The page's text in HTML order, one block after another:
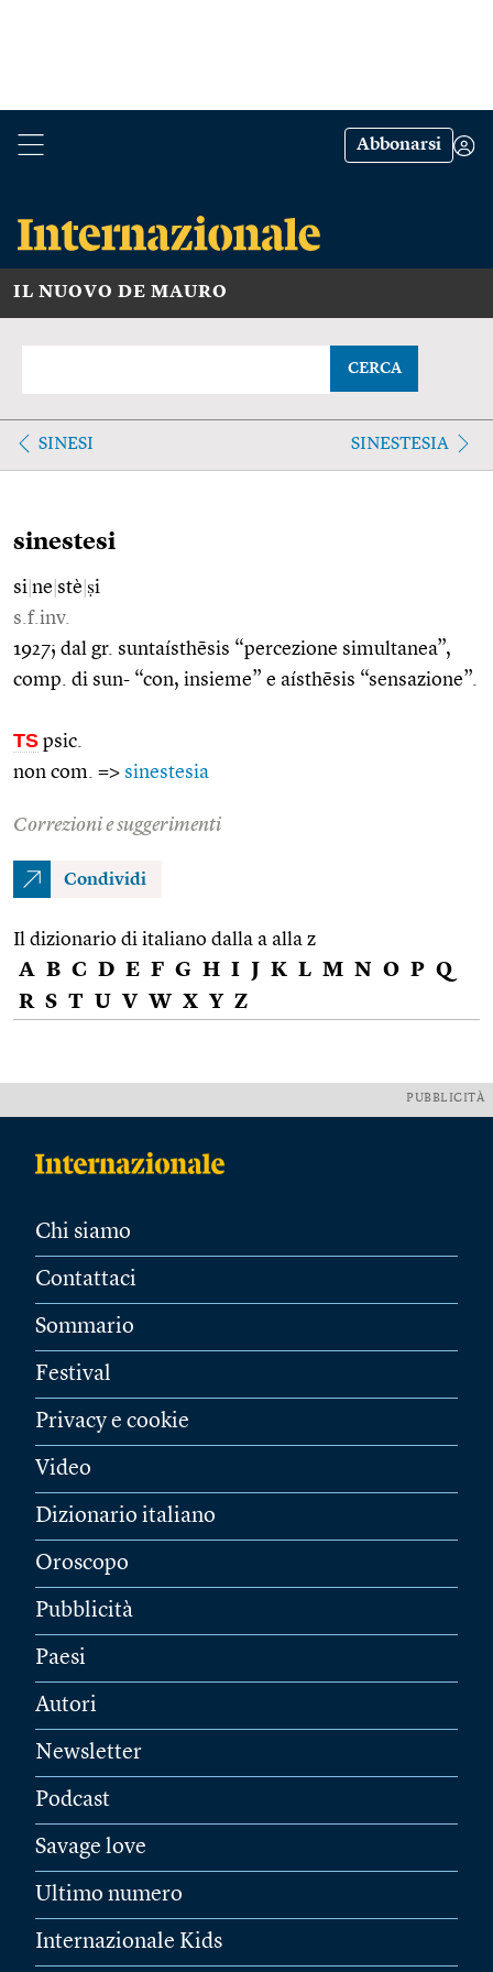
Abbonarsi
IL NUOVO DE MAURO
CERCA
SINESI SINESTESIA
sinestesi
si ne stè ṣi
s.f.inv.
1927; dal gr. suntaísthēsis “percezione simultanea”,
comp. di sun- “con, insieme” e aísthēsis “sensazione”.
TS psic.
non com. => sinestesia
Correzioni e suggerimenti
Condividi
Il dizionario di italiano dalla a alla z
A B C D E F G H I J K L M N O P Q
R S T U V W X Y Z
PUBBLICITÀ
Chi siamo
Contattaci
Sommario
Festival
Privacy e cookie
Video
Dizionario italiano
Oroscopo
Pubblicità
Paesi
Autori
Newsletter
Podcast
Savage love
Ultimo numero
Internazionale Kids